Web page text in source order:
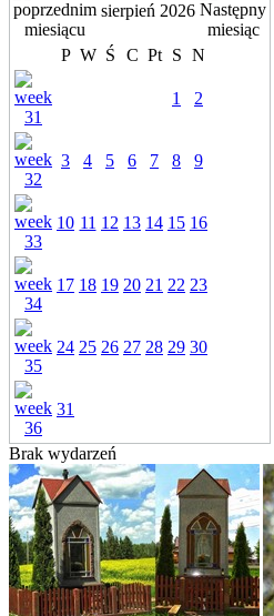
sierpień 2026
P W Ś C Pt S N
1 2
3 4 5 6 7 8 9
10 11 12 13 14 15 16
17 18 19 20 21 22 23
24 25 26 27 28 29 30
31
Brak wydarzeń